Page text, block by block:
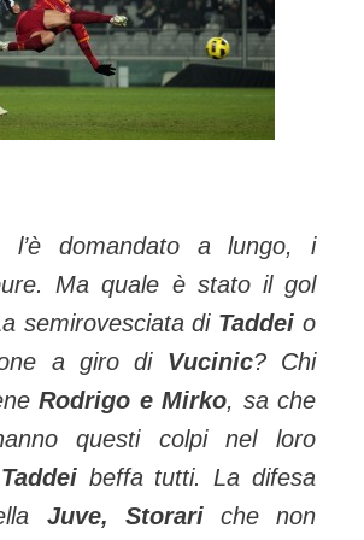
domandato a lungo, i
Ma quale è stato il gol
semirovesciata di Taddei o
a giro di Vucinic? Chi
Rodrigo e Mirko, sa che
questi colpi nel loro
Taddei beffa tutti. La difesa
Juve, Storariche non